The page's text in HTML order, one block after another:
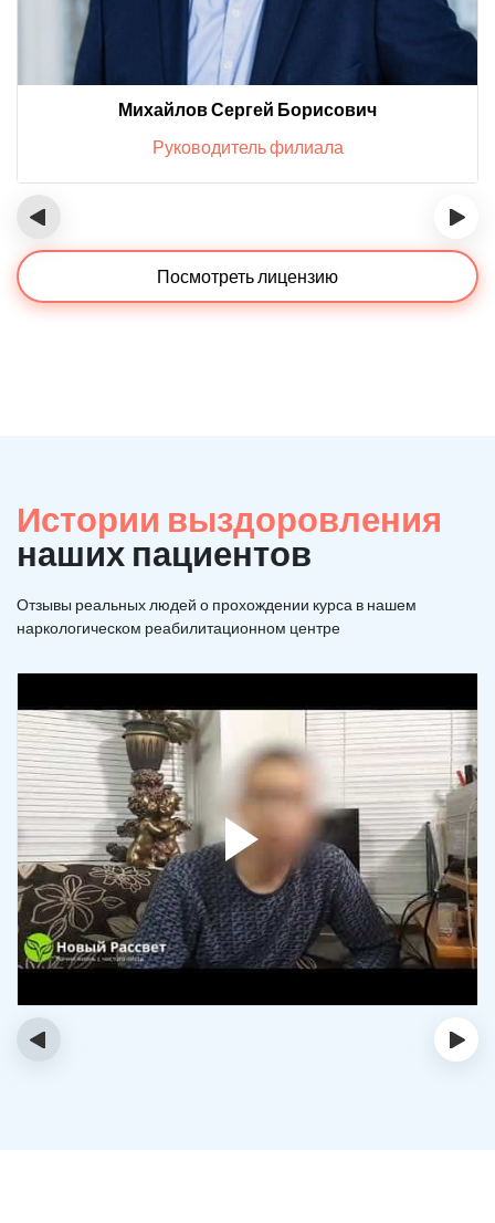
Михайлов Сергей Борисович
Руководитель филиала
‹ ›
Посмотреть лицензию
Истории выздоровления
наших пациентов
Отзывы реальных людей о прохождении курса в нашем
наркологическом реабилитационном центре
‹ ›